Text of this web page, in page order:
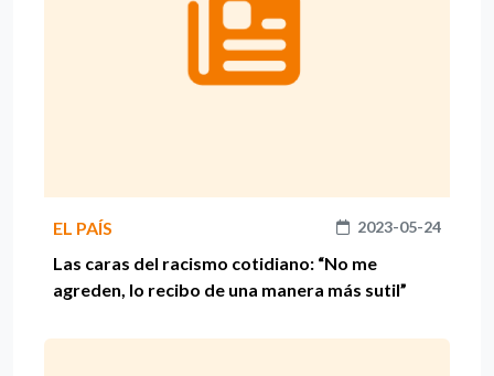
EL PAÍS 2023-05-24
Las caras del racismo cotidiano: “No me
agreden, lo recibo de una manera más sutil”